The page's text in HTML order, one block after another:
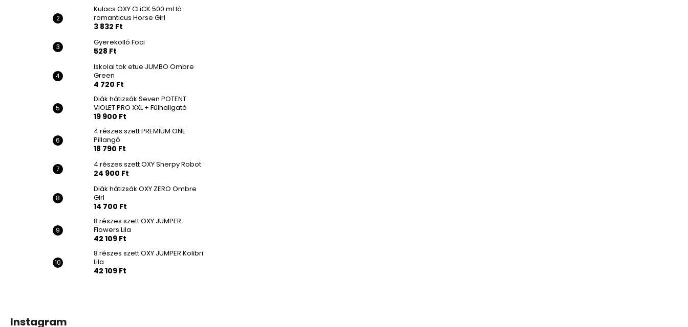
Kulacs OXY CLiCK 500 ml ló
romanticus Horse Girl
3 832 Ft
Gyerekolló Foci
528 Ft
Iskolai tok etue JUMBO Ombre
Green
4 720 Ft
Diák hátizsák Seven POTENT
VIOLET PRO XXL + Fülhallgató
19 900 Ft
4 részes szett PREMIUM ONE
Pillangó
18 790 Ft
4 részes szett OXY Sherpy Robot
24 900 Ft
Diák hátizsák OXY ZERO Ombre
Girl
14 700 Ft
8 részes szett OXY JUMPER
Flowers Lila
42 109 Ft
8 részes szett OXY JUMPER Kolibri
Lila
42 109 Ft
Instagram